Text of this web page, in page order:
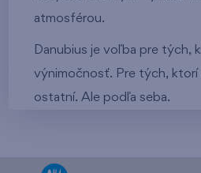
atmosférou.
Danubius je voľba pre tých,
výnimočnosť. Pre tých, ktorí
ostatní. Ale podľa seba.